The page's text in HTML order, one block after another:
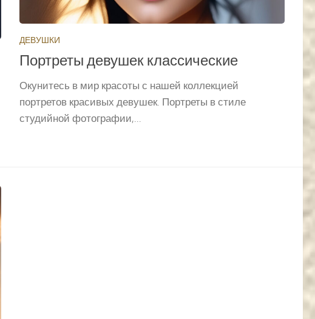
ДЕВУШКИ
Портреты девушек классические
Окунитесь в мир красоты с нашей коллекцией
портретов красивых девушек. Портреты в стиле
студийной фотографии,...